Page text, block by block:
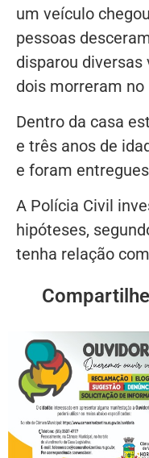
um veículo
pessoas
disparou diversas
dois morreram no
Dentro da casa
e três anos de
e foram
A Polícia Civil
hipóteses,
tenha relação